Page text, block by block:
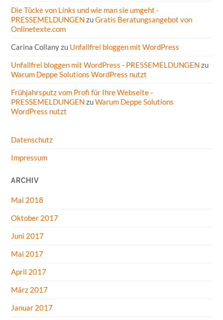
Die Tücke von Links und wie man sie umgeht -
PRESSEMELDUNGEN zuGratis Beratungsangebot von
Onlinetexte.com
Carina Collanyzu Unfallfrei bloggen mit WordPress
Unfallfrei bloggen mit WordPress - PRESSEMELDUNGEN zu
Warum Deppe Solutions WordPress nutzt
Frühjahrsputz vom Profi für Ihre Webseite -
PRESSEMELDUNGEN zuWarum Deppe Solutions
WordPress nutzt
Datenschutz
Impressum
ARCHIV
Mai 2018
Oktober 2017
Juni 2017
Mai 2017
April 2017
März 2017
Januar 2017